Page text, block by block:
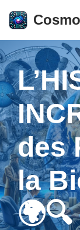
Aller
au
contenu
des
la
🌍🔍